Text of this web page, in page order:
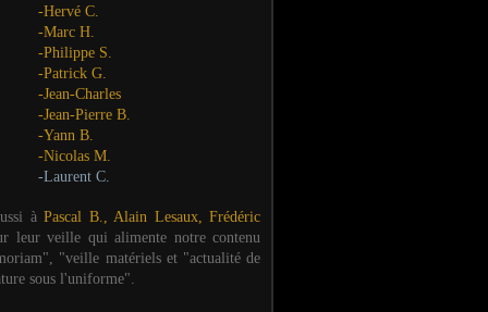
-Hervé C.
-Marc H.
-Philippe S.
-Patrick G.
-Jean-Charles
-Jean-Pierre B.
-Yann B.
-Nicolas M.
-Laurent C.
àPascal B., Alain Lesaux, Frédéric
leur veille qui alimente notre contenu
"veille matériels et "actualité de
sous l'uniforme".